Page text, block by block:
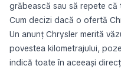
grăbească sau să repete
Cum decizi dacă o ofertă
Un anunț Chrysler merită
povestea kilometrajului,
indică toate în aceeași